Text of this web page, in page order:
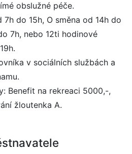
obslužné péče.
7h do 15h, O směna od 14h do
7h, nebo 12ti hodinové
v sociálních službách a
Benefit na rekreaci 5000,-,
žloutenka A.